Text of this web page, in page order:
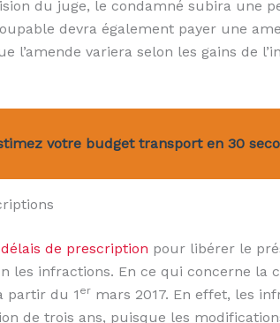
du juge, le condamné subira une
devra également payer une
l’amende variera selon les gains de
votre budget transport en 30
délais de prescription pour libérer le
les infractions. En ce qui concerne la
partir du 1 ermars 2017. En effet, les
de trois ans, puisque les